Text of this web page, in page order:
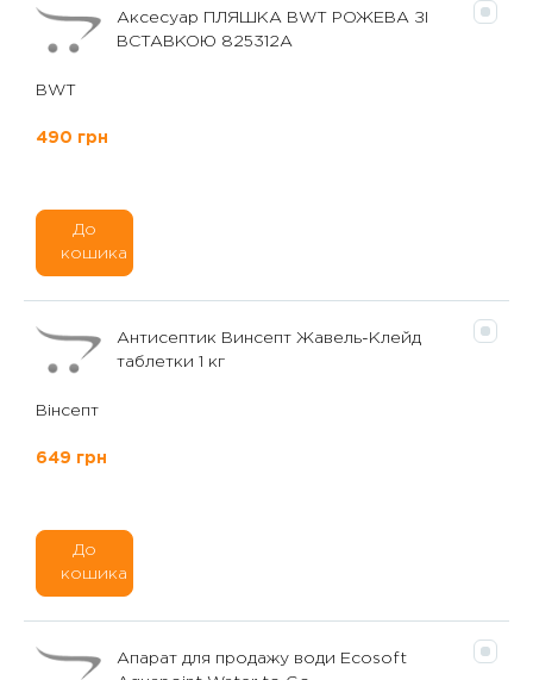
Аксесуар ПЛЯШКА BWT РОЖЕВА ЗІ
ВСТАВКОЮ 825312A
BWT
490 грн
До
кошика
Антисептик Винсепт Жавель-Клейд
таблетки 1 кг
Вінсепт
649 грн
До
кошика
Апарат для продажу води Ecosoft